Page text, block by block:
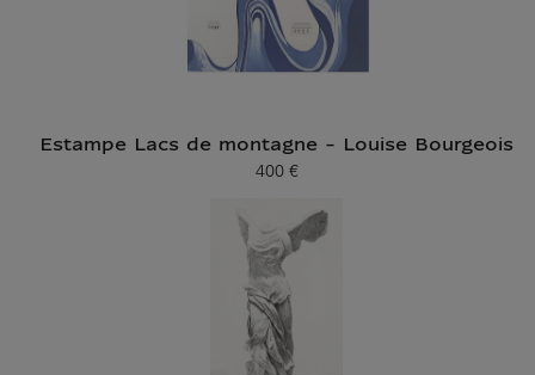
Estampe Lacs de montagne - Louise Bourgeois
Prix ​​actuel
400 €